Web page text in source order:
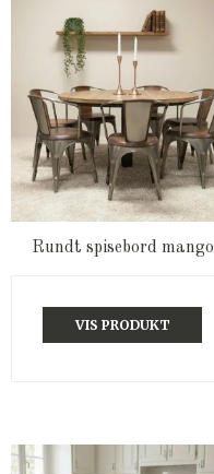
Rundt spisebord mango
VIS PRODUKT